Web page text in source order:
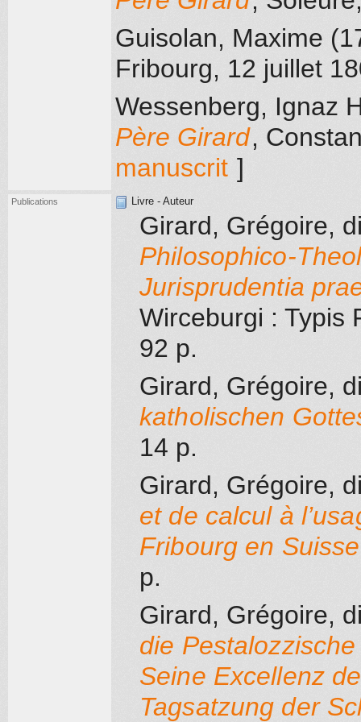
Guisolan, Maxime
Fribourg, 12 juillet
Wessenberg, Ignaz
Père Girard,
manuscrit ]
Publications Livre - Auteur
Girard, Grégoire,
Philosophico-
Jurisprudentia
Wirceburgi : Typis
92 p.
Girard, Grégoire,
katholischen
14 p.
Girard, Grégoire,
et de calcul à
Fribourg en Suisse
p.
Girard, Grégoire,
die
Seine Excellenz
Tagsatzung der